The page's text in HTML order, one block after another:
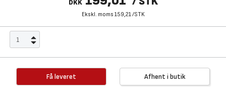
DKK
Ekskl. moms 159,21/STK
Få leveret Afhent i butik